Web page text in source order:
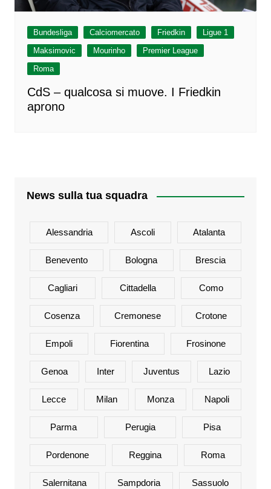
Bundesliga Calciomercato Friedkin
Ligue 1
Maksimovic
Mourinho
Premier League
Roma
CdS – qualcosa si muove. I Friedkin
aprono
News sulla tua squadra
Alessandria Ascoli Atalanta
Benevento Bologna Brescia
Cagliari Cittadella Como
Cosenza Cremonese Crotone
Empoli Fiorentina Frosinone
Genoa Inter Juventus Lazio
Lecce Milan Monza Napoli
Parma Perugia Pisa
Pordenone Reggina Roma
Salernitana Sampdoria Sassuolo